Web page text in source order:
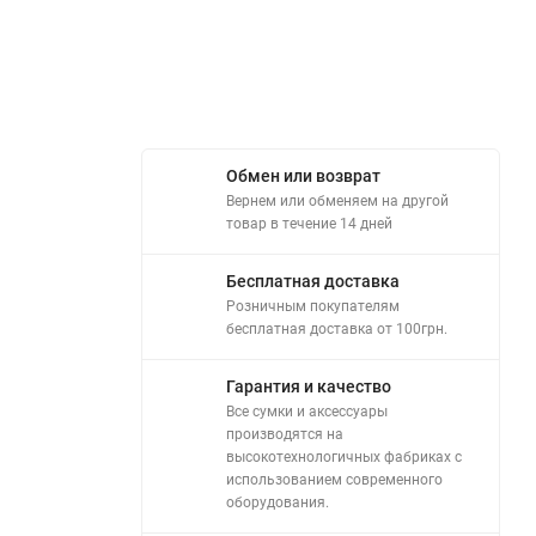
Обмен или возврат
Вернем или обменяем на другой
товар в течение 14 дней
Бесплатная доставка
Розничным покупателям
бесплатная доставка от 100грн.
Гарантия и качество
Все сумки и аксессуары
производятся на
высокотехнологичных фабриках с
использованием современного
оборудования.